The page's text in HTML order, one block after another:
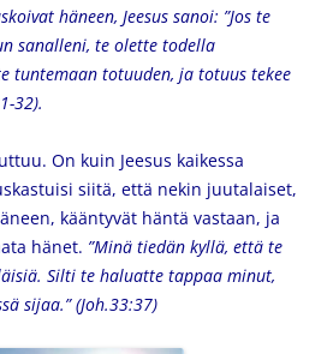
häneen, Jeesus sanoi: ”Jos te
sanalleni, te olette todella
tuntemaan totuuden, ja totuus tekee
32).
On kuin Jeesus kaikessa
siitä, että nekin juutalaiset,
kääntyvät häntä vastaan, ja
hänet. ”Minä tiedän kyllä, että te
Silti te haluatte tappaa minut,
sijaa.” (Joh.33:37)